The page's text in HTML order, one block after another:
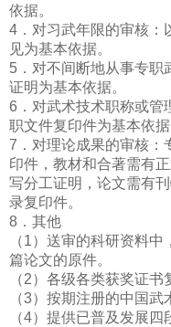
依据。
4．对习武年限的审核：
见为基本依据。
5．对不间断地从事专职
证明为基本依据。
6．对武术技术职称或管
职文件复印件为基本依据
7．对理论成果的审核：
印件，教材和合著需有
写分工证明，论文需有
录复印件。
8．其他
（1）送审的科研资料
篇论文的原件。
（2）各级各类获奖证书
（3）按期注册的中国武
（4）提供已普及发展